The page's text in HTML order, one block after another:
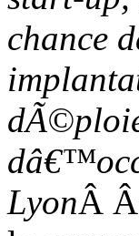
chance
LyonÂ